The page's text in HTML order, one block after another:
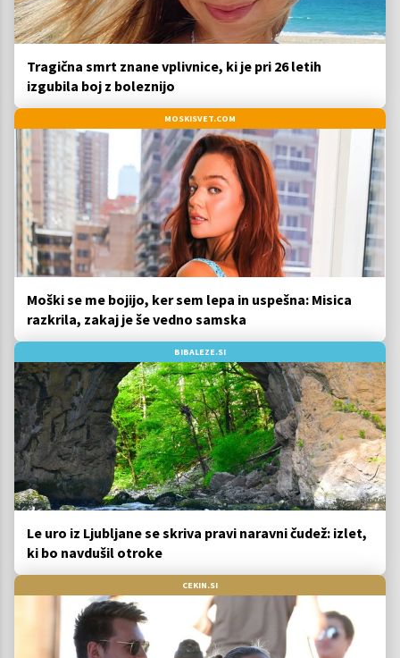
Tragična smrt znane vplivnice, ki je pri 26 letih
izgubila boj z boleznijo
MOSKISVET.COM
Moški se me bojijo, ker sem lepa in uspešna: Misica
razkrila, zakaj je še vedno samska
BIBALEZE.SI
Le uro iz Ljubljane se skriva pravi naravni čudež: izlet,
ki bo navdušil otroke
CEKIN.SI